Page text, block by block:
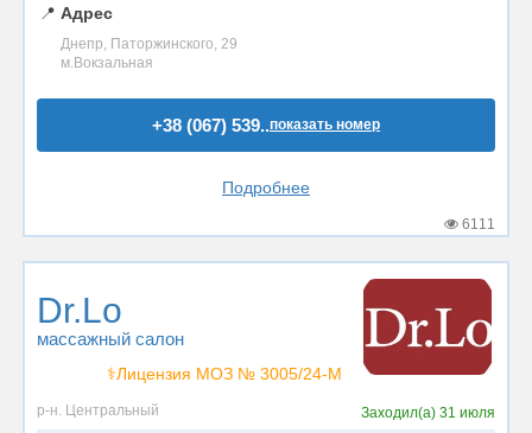
📍 Адрес
Днепр, Паторжинского, 29
м.Вокзальная
+38 (067) 539..показать номер
Подробнее
6111
Dr.Lo
массажный салон
⚕️Лицензия МОЗ № 3005/24-М
р-н. Центральный Заходил(а) 31 июля